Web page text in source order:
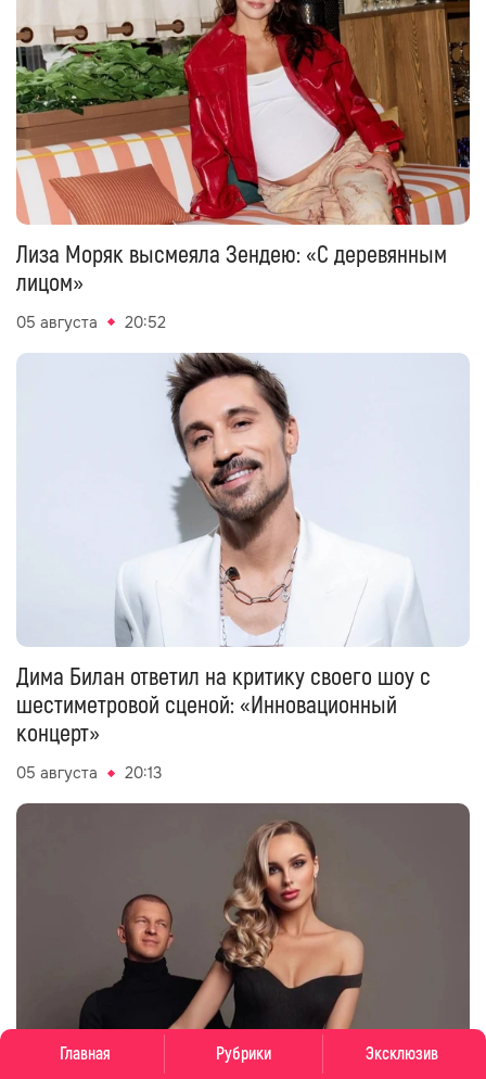
Главная Рубрики Эксклюзив
Лиза Моряк высмеяла Зендею: «С деревянным
лицом»
05 августа 20:52
Дима Билан ответил на критику своего шоу с
шестиметровой сценой: «Инновационный
концерт»
05 августа 20:13